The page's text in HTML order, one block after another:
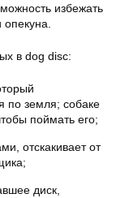
избежать
в dog disc:
по земля; собаке
поймать его;
отскакивает от
диск,